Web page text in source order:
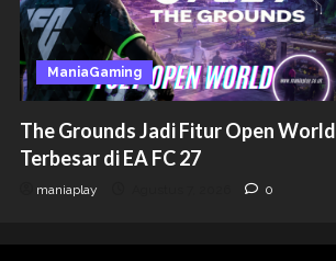
ManiaGaming
The Grounds Jadi Fitur Open World
Terbesar di EA FC 27
maniaplay 0